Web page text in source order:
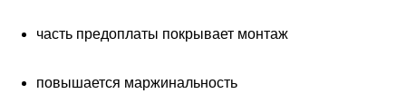
часть предоплаты покрывает монтаж
повышается маржинальность